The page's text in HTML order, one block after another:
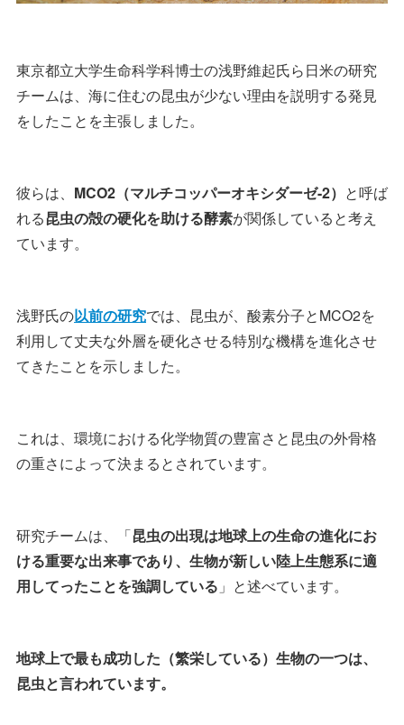
東京都立大学生命科学科博士の浅野維起氏ら日米の研究
チームは、海に住むの昆虫が少ない理由を説明する発見
をしたことを主張しました。
彼らは、 MCO2（マルチコッパーオキシダーゼ-2） と呼ば
れる昆虫の殻の硬化を助ける酵素が関係していると考え
ています。
浅野氏の以前の研究では、昆虫が、酸素分子とMCO2を
利用して丈夫な外層を硬化させる特別な機構を進化させ
てきたことを示しました。
これは、環境における化学物質の豊富さと昆虫の外骨格
の重さによって決まるとされています。
研究チームは、「昆虫の出現は地球上の生命の進化にお
ける重要な出来事であり、生物が新しい陸上生態系に適
用してったことを強調している 」と述べています。
地球上で最も成功した（繁栄している）生物の一つは、
昆虫と言われています。